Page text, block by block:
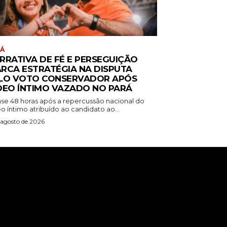
DE FÉ E PERSEGUIÇÃO
ESTRATÉGIA NA DISPUTA
VOTO CONSERVADOR APÓS
ÍNTIMO VAZADO NO PARÁ
48 horas após a repercussão nacional do
íntimo atribuído ao candidato ao...
de 2026